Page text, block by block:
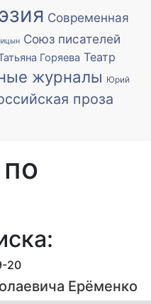
Современная
Союз писателей
Горяева Театр
журналы Юрий
проза
20
Ерёменко